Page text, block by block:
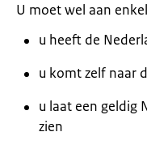
U moet wel aan
u heeft de
u komt zelf naar
u laat een geldig
zien